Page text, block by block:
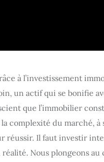
à l’investissement
un actif qui se bonifie
que l’immobilier
complexité du marché, à
réussir. Il faut investir
Nous plongeons